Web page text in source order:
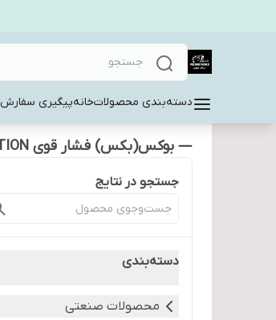
دسته‌بندی محصولاتخانهپیگیری سفارش
— بوکس(بکس) فشار قوی ACTION تایوان سایز 26
جستجو در نتایج
دسته‌بندی
محصولات صنعتی